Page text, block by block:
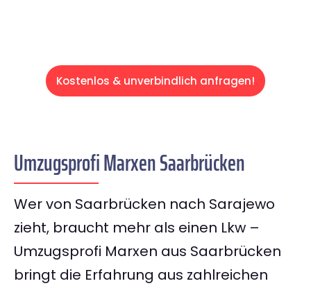
Kostenlos & unverbindlich anfragen!
Umzugsprofi Marxen Saarbrücken
Wer von Saarbrücken nach Sarajewo
zieht, braucht mehr als einen Lkw –
Umzugsprofi Marxen aus Saarbrücken
bringt die Erfahrung aus zahlreichen